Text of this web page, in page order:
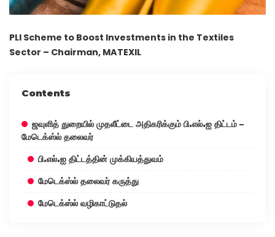
PLI Scheme to Boost Investments in the Textiles
Sector – Chairman, MATEXIL
Contents
ஜவுளித் துறையில் முதலீட்டை அதிகரிக்கும் பி.எல்.ஐ திட்டம் –
மேடெக்ஸ்ல் தலைவர்
பி.எல்.ஐ திட்டத்தின் முக்கியத்துவம்
மேடெக்ஸ்ல் தலைவர் கருத்து
மேடெக்ஸ்ல் வழிகாட்டுதல்